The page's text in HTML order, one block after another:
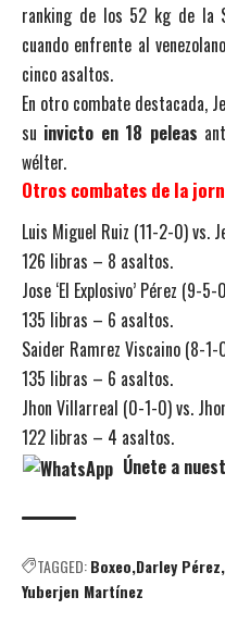
ranking de los 52 kg de la
cuando enfrente al
cinco asaltos.
En otro combate destacada,
su invicto en 18 peleas
wélter.
Otros combates de la
Luis Miguel Ruiz (11-2-0) vs.
126 libras – 8 asaltos.
Jose ‘El Explosivo’ Pérez
135 libras – 6 asaltos.
Saider Ramrez Viscaino (8-
135 libras – 6 asaltos.
Jhon Villarreal (0-1-0) vs.
122 libras – 4 asaltos.
Únete a
TAGGED:Boxeo Darley Pérez
Yuberjen Martínez